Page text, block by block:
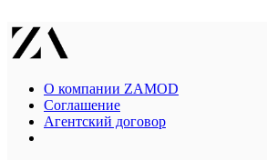
О компании ZAMOD
Соглашение
Агентский договор